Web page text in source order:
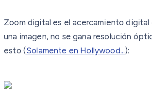
Zoom digital es el acercamiento digital
una imagen, no se gana resolución
esto (Solamente en Hollywood...):